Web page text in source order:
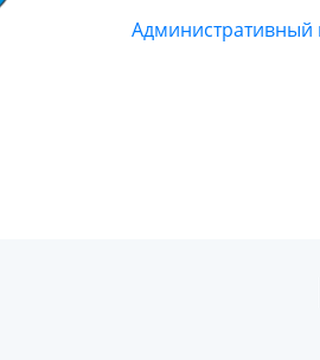
Административный